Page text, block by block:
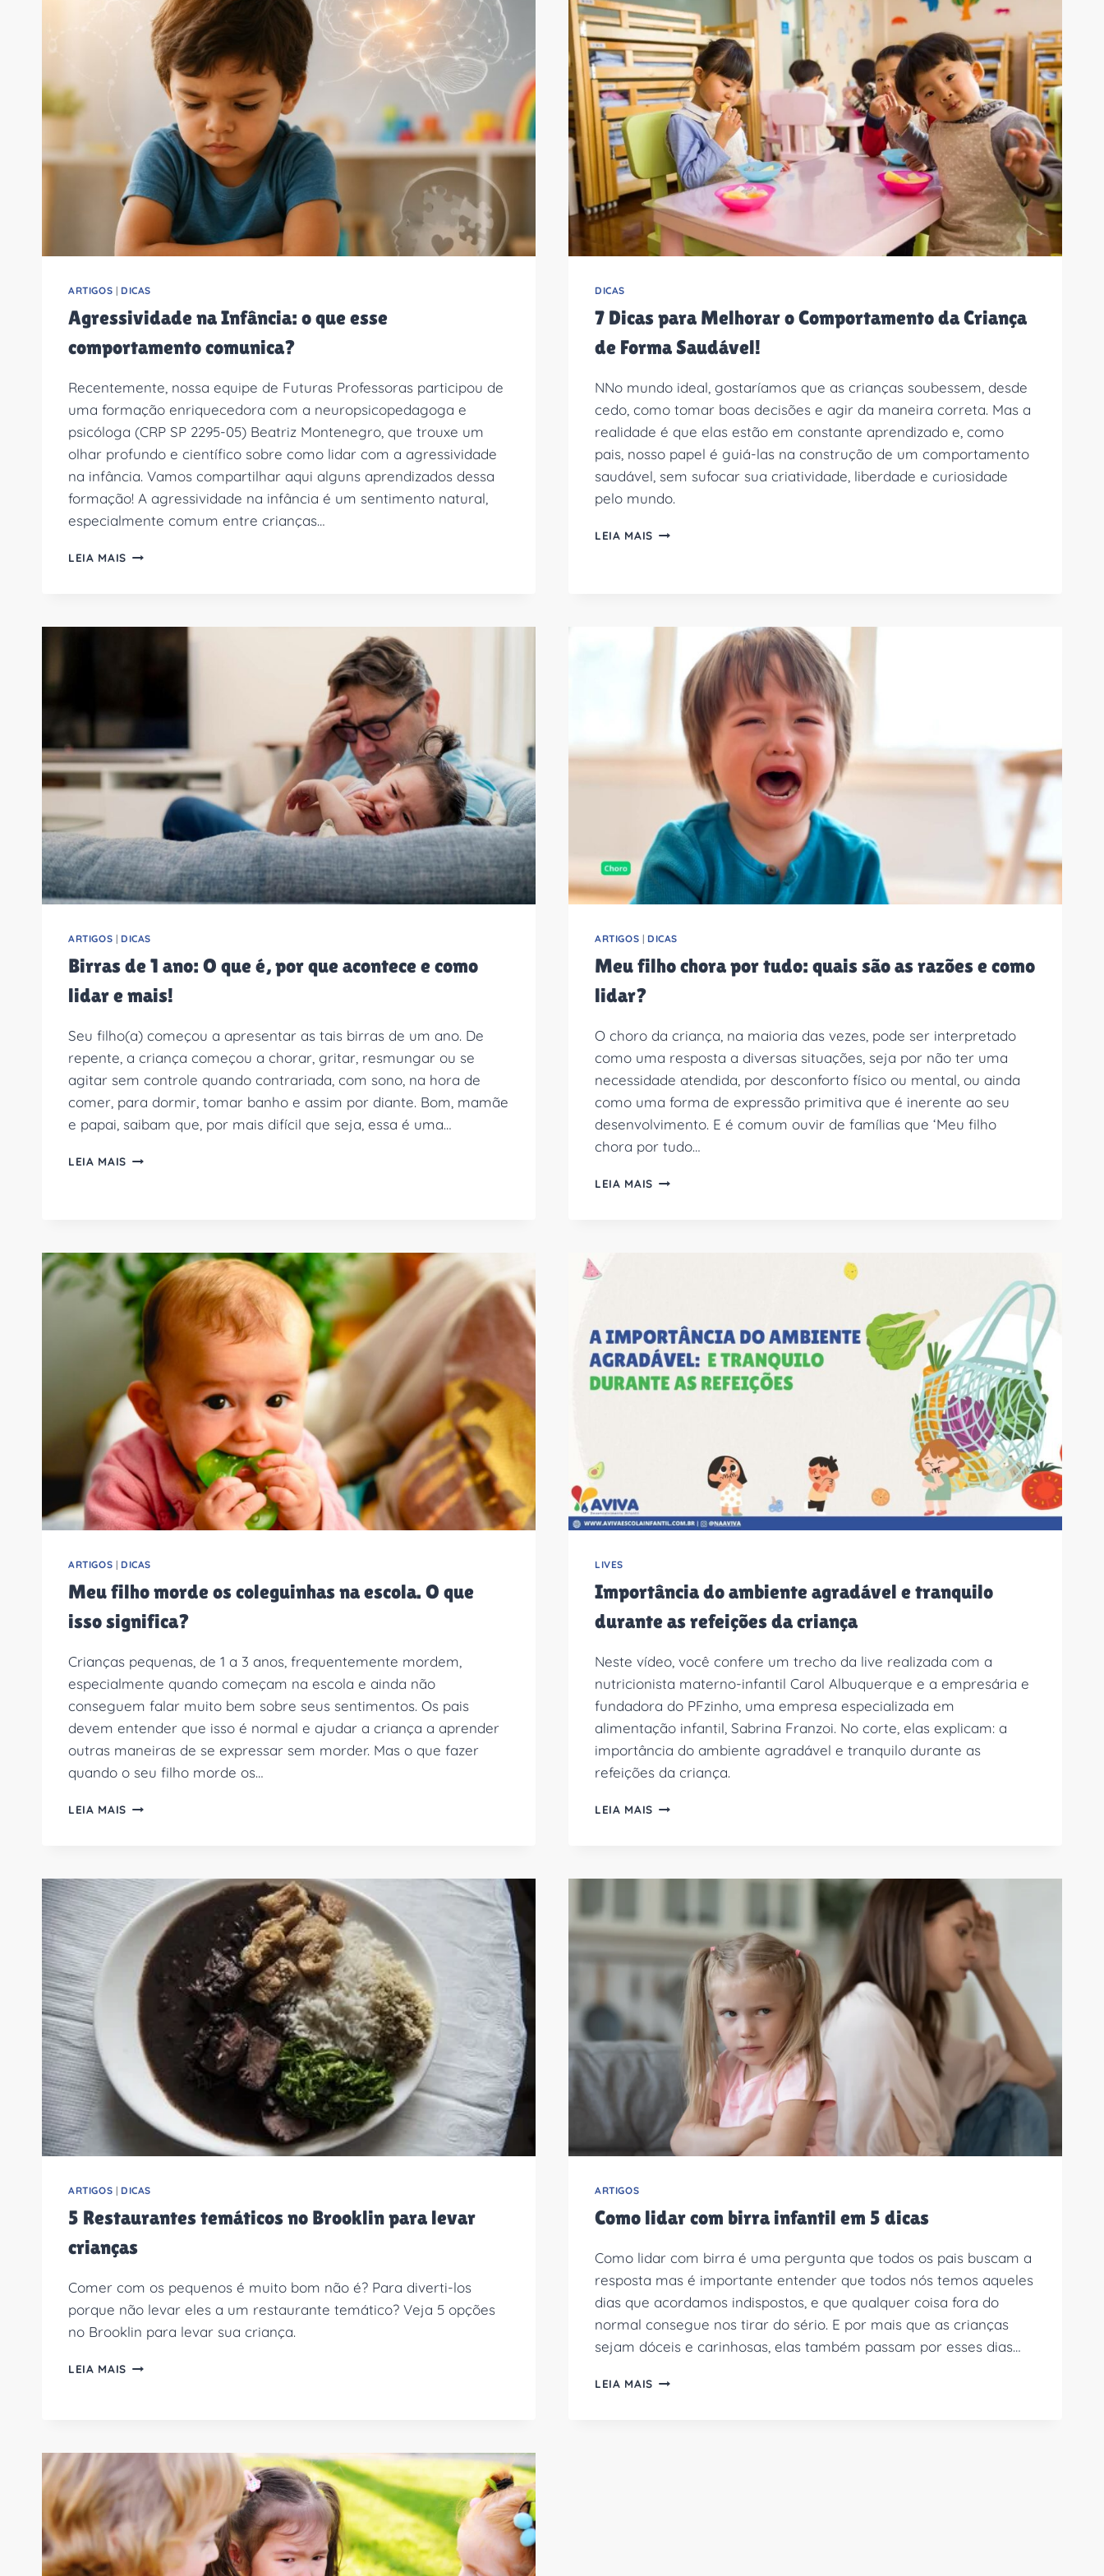
ARTIGOS | DICAS
Agressividade na Infância: o que esse
comportamento comunica?
Recentemente, nossa equipe de Futuras Professoras participou de
uma formação enriquecedora com a neuropsicopedagoga e
psicóloga (CRP SP 2295-05) Beatriz Montenegro, que trouxe um
olhar profundo e científico sobre como lidar com a agressividade
na infância. Vamos compartilhar aqui alguns aprendizados dessa
formação! A agressividade na infância é um sentimento natural,
especialmente comum entre crianças…
LEIA MAIS AGRESSIVIDADE
DICAS
7 Dicas para Melhorar o Comportamento da Criança
de Forma Saudável!
NNo mundo ideal, gostaríamos que as crianças soubessem, desde
cedo, como tomar boas decisões e agir da maneira correta. Mas a
realidade é que elas estão em constante aprendizado e, como
pais, nosso papel é guiá-las na construção de um comportamento
saudável, sem sufocar sua criatividade, liberdade e curiosidade
pelo mundo.
LEIA MAIS
CRIANÇA
FORMA
SAUDÁVEL!
ARTIGOS | DICAS
Birras de 1 ano: O que é, por que acontece e como
lidar e mais!
Seu filho(a) começou a apresentar as tais birras de um ano. De
repente, a criança começou a chorar, gritar, resmungar ou se
agitar sem controle quando contrariada, com sono, na hora de
comer, para dormir, tomar banho e assim por diante. Bom, mamãe
e papai, saibam que, por mais difícil que seja, essa é uma…
LEIA MAIS BIRRAS
É,
POR
QUE
ACONTECE
E
COMO
LIDAR
E
MAIS!
ARTIGOS | DICAS
Meu filho chora por tudo: quais são as razões e como
lidar?
O choro da criança, na maioria das vezes, pode ser interpretado
como uma resposta a diversas situações, seja por não ter uma
necessidade atendida, por desconforto físico ou mental, ou ainda
como uma forma de expressão primitiva que é inerente ao seu
desenvolvimento. E é comum ouvir de famílias que ‘Meu filho
chora por tudo…
LEIA MAIS MEU
E
COMO
LIDAR?
ARTIGOS | DICAS
Meu filho morde os coleguinhas na escola. O que
isso significa?
Crianças pequenas, de 1 a 3 anos, frequentemente mordem,
especialmente quando começam na escola e ainda não
conseguem falar muito bem sobre seus sentimentos. Os pais
devem entender que isso é normal e ajudar a criança a aprender
outras maneiras de se expressar sem morder. Mas o que fazer
quando o seu filho morde os…
LEIA MAIS MEU
NA
ESCOLA.
O
ISSO
SIGNIFICA?
LIVES
Importância do ambiente agradável e tranquilo
durante as refeições da criança
Neste vídeo, você confere um trecho da live realizada com a
nutricionista materno-infantil Carol Albuquerque e a empresária e
fundadora do PFzinho, uma empresa especializada em
alimentação infantil, Sabrina Franzoi. No corte, elas explicam: a
importância do ambiente agradável e tranquilo durante as
refeições da criança.
LEIA MAIS IMPORTÂNCIA
AS
REFEIÇÕES
CRIANÇA
ARTIGOS | DICAS
5 Restaurantes temáticos no Brooklin para levar
crianças
Comer com os pequenos é muito bom não é? Para diverti-los
porque não levar eles a um restaurante temático? Veja 5 opções
no Brooklin para levar sua criança.
LEIA MAIS
PARA
LEVAR
CRIANÇAS
ARTIGOS
Como lidar com birra infantil em 5 dicas
Como lidar com birra é uma pergunta que todos os pais buscam a
resposta mas é importante entender que todos nós temos aqueles
dias que acordamos indispostos, e que qualquer coisa fora do
normal consegue nos tirar do sério. E por mais que as crianças
sejam dóceis e carinhosas, elas também passam por esses dias…
LEIA MAIS COMO